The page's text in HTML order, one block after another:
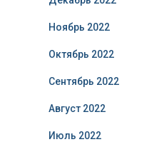
Ноябрь 2022
Октябрь 2022
Сентябрь 2022
Август 2022
Июль 2022